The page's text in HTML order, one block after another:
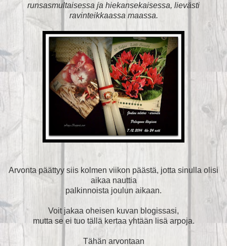
runsasmultaisessa ja hiekansekaisessa, lievästi
ravinteikkaassa maassa.
Arvonta päättyy siis kolmen viikon päästä, jotta sinulla olisi
aikaa nauttia
palkinnoista joulun aikaan.
Voit jakaa oheisen kuvan blogissasi,
mutta se ei tuo tällä kertaa yhtään lisä arpoja.
Tähän arvontaan